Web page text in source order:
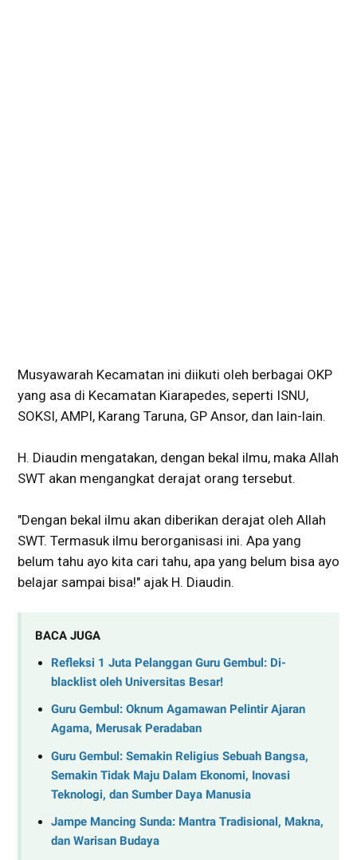
Musyawarah Kecamatan ini diikuti oleh berbagai OKP
yang asa di Kecamatan Kiarapedes, seperti ISNU,
SOKSI, AMPI, Karang Taruna, GP Ansor, dan lain-lain.
H. Diaudin mengatakan, dengan bekal ilmu, maka Allah
SWT akan mengangkat derajat orang tersebut.
"Dengan bekal ilmu akan diberikan derajat oleh Allah
SWT. Termasuk ilmu berorganisasi ini. Apa yang
belum tahu ayo kita cari tahu, apa yang belum bisa ayo
belajar sampai bisa!" ajak H. Diaudin.
BACA JUGA
Refleksi 1 Juta Pelanggan Guru Gembul: Di-
blacklist oleh Universitas Besar!
Guru Gembul: Oknum Agamawan Pelintir Ajaran
Agama, Merusak Peradaban
Guru Gembul: Semakin Religius Sebuah Bangsa,
Semakin Tidak Maju Dalam Ekonomi, Inovasi
Teknologi, dan Sumber Daya Manusia
Jampe Mancing Sunda: Mantra Tradisional, Makna,
dan Warisan Budaya